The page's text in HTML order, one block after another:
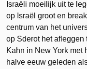
Israëli moeilijk uit te
op Israël groot en
centrum van het
op Sderot het
Kahn in New York met
halve eeuw geleden